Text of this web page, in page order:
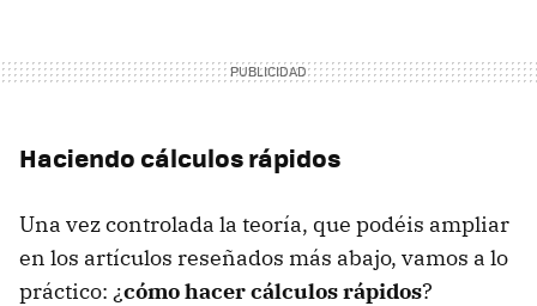
Haciendo cálculos rápidos
Una vez controlada la teoría, que podéis ampliar
en los artículos reseñados más abajo, vamos a lo
práctico: ¿cómo hacer cálculos rápidos?